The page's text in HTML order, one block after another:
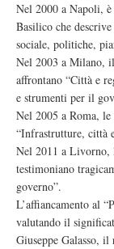
Nel 2000 a Napoli,
Basilico che
sociale, politiche,
Nel 2003 a Milano,
affrontano “Città e
e strumenti per il
Nel 2005 a Roma,
“Infrastrutture, città
Nel 2011 a Livorno,
testimoniano
governo”.
L’affiancamento al
valutando il
Giuseppe Galasso,